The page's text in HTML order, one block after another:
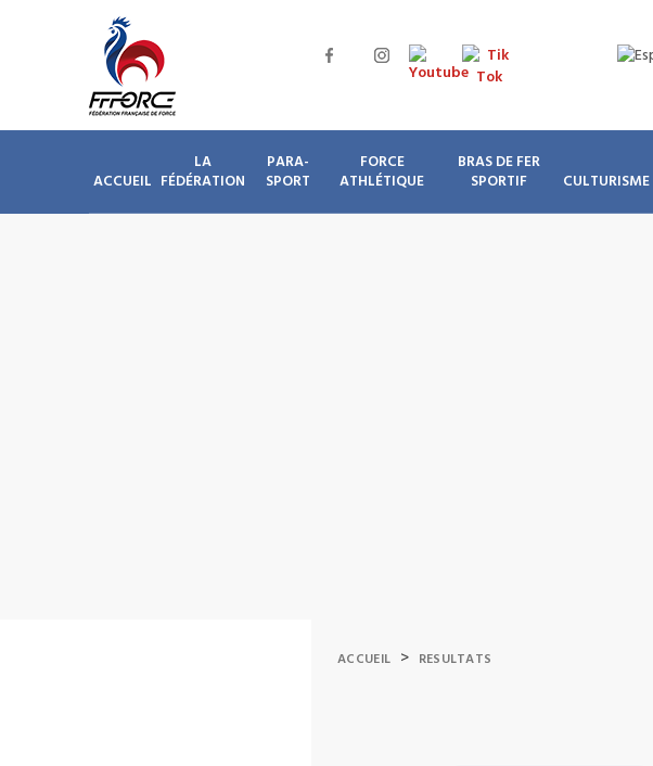
ACCUEIL
LA
FÉDÉRATION
PARA-
SPORT
FORCE
ATHLÉTIQUE
BRAS DE FER
SPORTIF
CULTURISME
ACCUEIL > RESULTATS